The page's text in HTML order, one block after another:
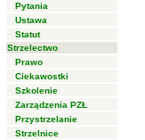
Pytania
Ustawa
Statut
Strzelectwo
Prawo
Ciekawostki
Szkolenie
Zarządzenia PZŁ
Przystrzelanie
Strzelnice